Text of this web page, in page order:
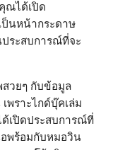
ณได้เปิด
ป็นหน้ากระดาษ
ประสบการณ์ที่จะ
วยๆ กับข้อมูล
พราะไกด์บุ๊คเล่ม
ด้เปิดประสบการณ์ที่
พร้อมกับหมอวิน